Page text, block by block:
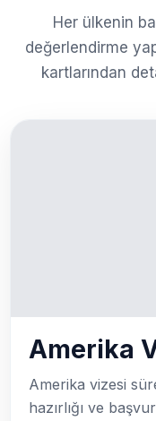
Her ülkenin
değerlendirme
kartlarından
Amerika
Amerika vizesi
hazırlığı ve